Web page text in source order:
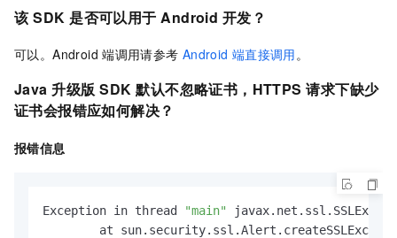
该 SDK 是否可以用于 Android 开发？
可以。Android 端调用请参考 Android 端直接调用。
Java 升级版 SDK 默认不忽略证书，HTTPS 请求下缺少
证书会报错应如何解决？
报错信息
Exception in thread "main"
at